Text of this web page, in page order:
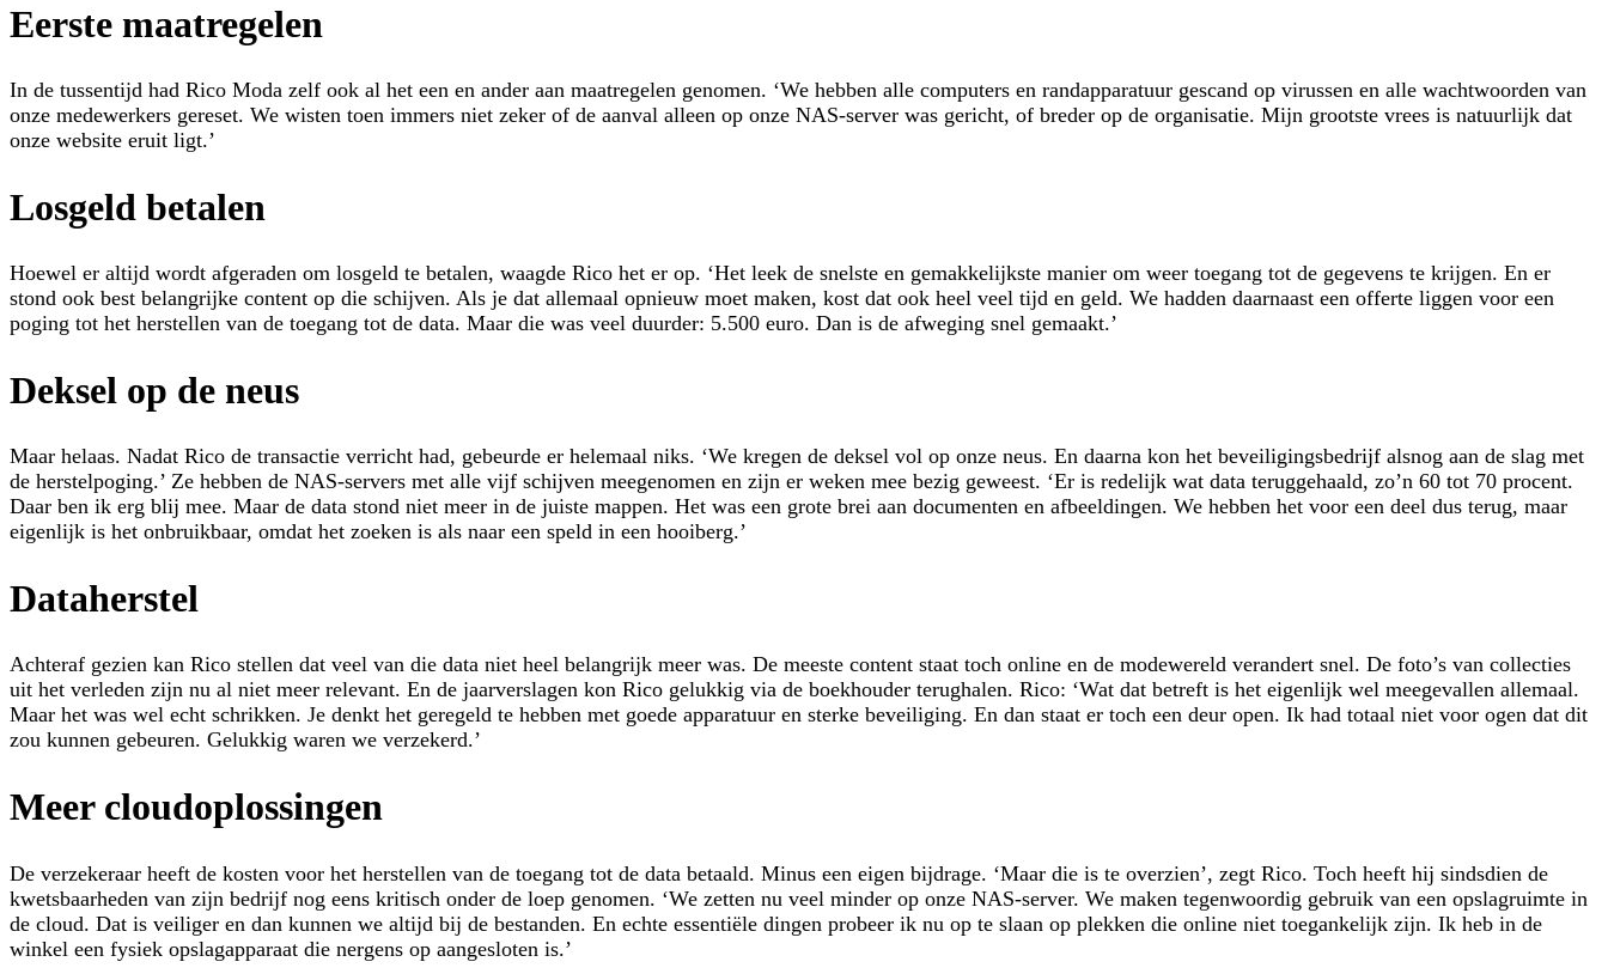
Eerste maatregelen
In de tussentijd had Rico Moda zelf ook al het een en ander aan maatregelen genomen. ‘We hebben alle computers en randapparatuur gescand op virussen en alle wachtwoorden van
onze medewerkers gereset. We wisten toen immers niet zeker of de aanval alleen op onze NAS-server was gericht, of breder op de organisatie. Mijn grootste vrees is natuurlijk dat
onze website eruit ligt.’
Losgeld betalen
Hoewel er altijd wordt afgeraden om losgeld te betalen, waagde Rico het er op. ‘Het leek de snelste en gemakkelijkste manier om weer toegang tot de gegevens te krijgen. En er
stond ook best belangrijke content op die schijven. Als je dat allemaal opnieuw moet maken, kost dat ook heel veel tijd en geld. We hadden daarnaast een offerte liggen voor een
poging tot het herstellen van de toegang tot de data. Maar die was veel duurder: 5.500 euro. Dan is de afweging snel gemaakt.’
Deksel op de neus
Maar helaas. Nadat Rico de transactie verricht had, gebeurde er helemaal niks. ‘We kregen de deksel vol op onze neus. En daarna kon het beveiligingsbedrijf alsnog aan de slag met
de herstelpoging.’ Ze hebben de NAS-servers met alle vijf schijven meegenomen en zijn er weken mee bezig geweest. ‘Er is redelijk wat data teruggehaald, zo’n 60 tot 70 procent.
Daar ben ik erg blij mee. Maar de data stond niet meer in de juiste mappen. Het was een grote brei aan documenten en afbeeldingen. We hebben het voor een deel dus terug, maar
eigenlijk is het onbruikbaar, omdat het zoeken is als naar een speld in een hooiberg.’
Dataherstel
Achteraf gezien kan Rico stellen dat veel van die data niet heel belangrijk meer was. De meeste content staat toch online en de modewereld verandert snel. De foto’s van collecties
uit het verleden zijn nu al niet meer relevant. En de jaarverslagen kon Rico gelukkig via de boekhouder terughalen. Rico: ‘Wat dat betreft is het eigenlijk wel meegevallen allemaal.
Maar het was wel echt schrikken. Je denkt het geregeld te hebben met goede apparatuur en sterke beveiliging. En dan staat er toch een deur open. Ik had totaal niet voor ogen dat dit
zou kunnen gebeuren. Gelukkig waren we verzekerd.’
Meer cloudoplossingen
De verzekeraar heeft de kosten voor het herstellen van de toegang tot de data betaald. Minus een eigen bijdrage. ‘Maar die is te overzien’, zegt Rico. Toch heeft hij sindsdien de
kwetsbaarheden van zijn bedrijf nog eens kritisch onder de loep genomen. ‘We zetten nu veel minder op onze NAS-server. We maken tegenwoordig gebruik van een opslagruimte in
de cloud. Dat is veiliger en dan kunnen we altijd bij de bestanden. En echte essentiële dingen probeer ik nu op te slaan op plekken die online niet toegankelijk zijn. Ik heb in de
winkel een fysiek opslagapparaat die nergens op aangesloten is.’